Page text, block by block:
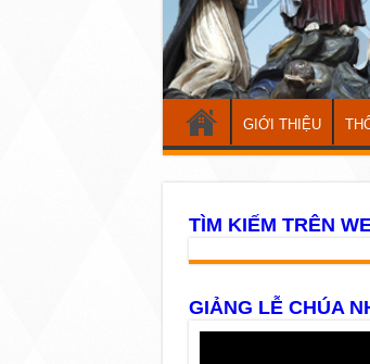
GIỚI THIỆU
TÌM KIẾM TRÊN
GIẢNG LỄ CHÚA